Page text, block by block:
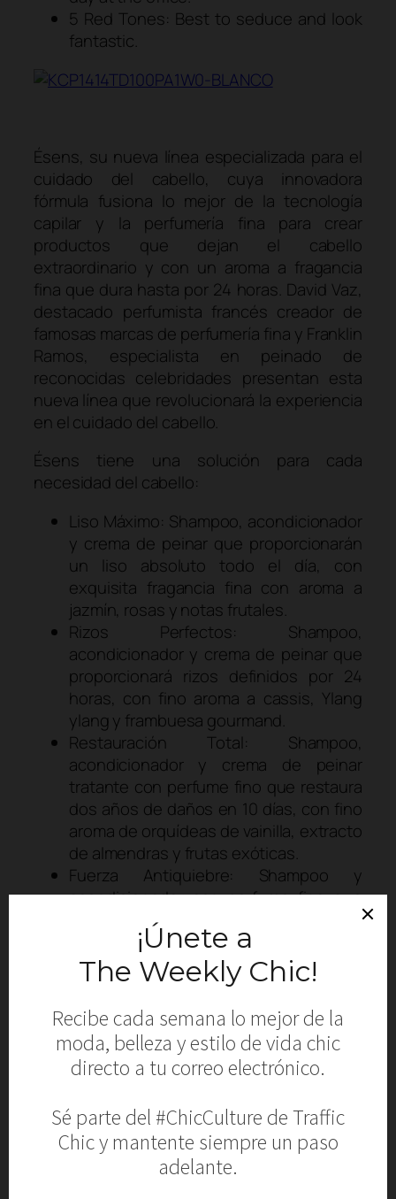
5 Red Tones: Best to seduce and look
fantastic.
Ésens, su nueva línea especializada para el
cuidado del cabello, cuya innovadora
fórmula fusiona lo mejor de la tecnología
capilar y la perfumería fina para crear
productos que dejan el cabello
extraordinario y con un aroma a fragancia
fina que dura hasta por 24 horas. David Vaz,
destacado perfumista francés creador de
famosas marcas de perfumería fina y Franklin
Ramos, especialista en peinado de
reconocidas celebridades presentan esta
nueva línea que revolucionará la experiencia
en el cuidado del cabello.
Ésens tiene una solución para cada
necesidad del cabello:
Liso Máximo: Shampoo, acondicionador
y crema de peinar que proporcionarán
un liso absoluto todo el día, con
exquisita fragancia fina con aroma a
jazmín, rosas y notas frutales.
Rizos Perfectos: Shampoo,
acondicionador y crema de peinar que
proporcionará rizos definidos por 24
horas, con fino aroma a cassis, Ylang
ylang y frambuesa gourmand.
Restauración Total: Shampoo,
acondicionador y crema de peinar
tratante con perfume fino que restaura
dos años de daños en 10 días, con fino
aroma de orquídeas de vainilla, extracto
de almendras y frutas exóticas.
Fuerza Antiquiebre: Shampoo y
acondicionador con perfume fino que
evita la caída del cabello hasta en un
99% y lo deja con un aroma duradero
de lirios, musk y vainilla.
una fórmula libre de sal, libre de cloro y sin
parabenos.
ÉSENS, your new specialized hair care line,
whose innovative formula combines the
best of technology and fine hair to create